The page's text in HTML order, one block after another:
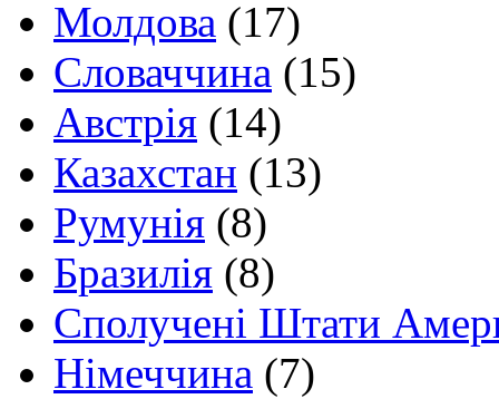
Молдова (17)
Словаччина (15)
Австрія (14)
Казахстан (13)
Румунія (8)
Бразилія (8)
Сполучені Штати
Німеччина (7)